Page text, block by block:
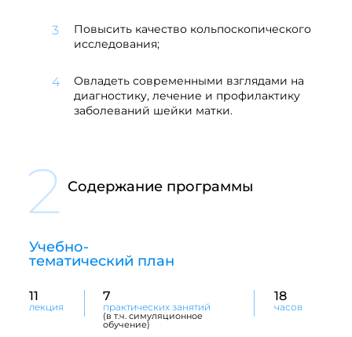
Повысить качество кольпоскопического
исследования;
Овладеть современными взглядами на
диагностику, лечение и профилактику
заболеваний шейки матки.
2 Содержание программы
Учебно-
тематический план
11
лекция
7
практических занятий
(в т.ч. симуляционное
обучение)
18
часов